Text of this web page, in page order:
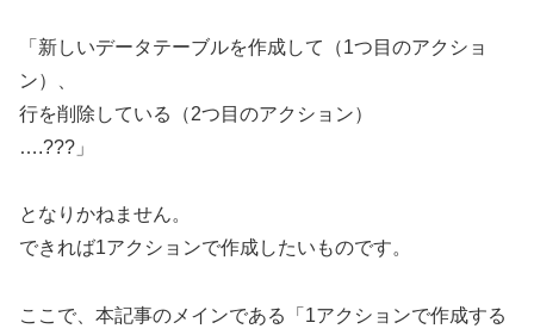
「新しいデータテーブルを作成して（1つ目のアクショ
ン）、
行を削除している（2つ目のアクション）
….???」
となりかねません。
できれば1アクションで作成したいものです。
ここで、本記事のメインである「1アクションで作成する